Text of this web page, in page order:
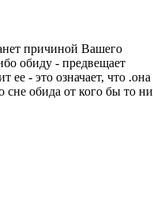
причиной Вашего
обиду - предвещает
- это означает, что .она
обида от кого бы то ни